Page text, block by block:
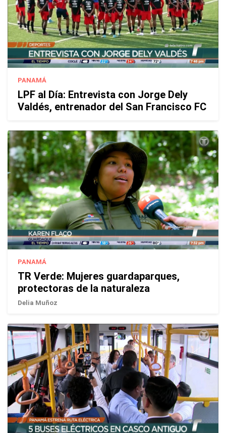
PANAMÁ
LPF al Día: Entrevista con Jorge Dely
Valdés, entrenador del San Francisco FC
PANAMÁ
TR Verde: Mujeres guardaparques,
protectoras de la naturaleza
Delia Muñoz